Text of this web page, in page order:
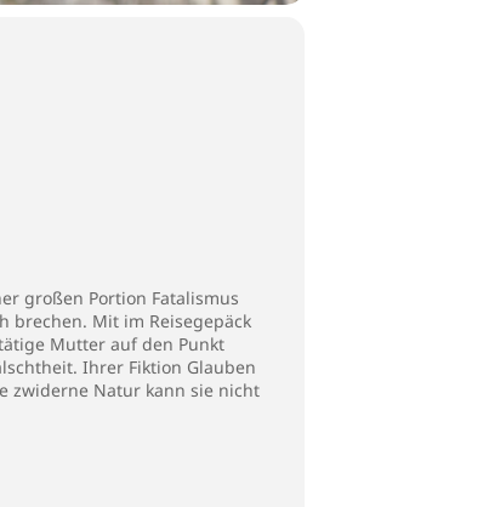
großen Portion Fatalismus
brechen. Mit im Reisegepäck
Mutter auf den Punkt
Ihrer Fiktion Glauben
zwiderne Natur kann sie nicht